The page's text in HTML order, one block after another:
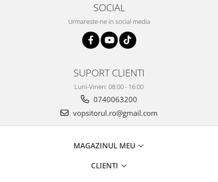
SOCIAL
Urmareste-ne in social media
SUPORT CLIENTI
Luni-Vineri: 08:00 - 16:00
0740063200
vopsitorul.ro@gmail.com
MAGAZINUL MEU
CLIENTI